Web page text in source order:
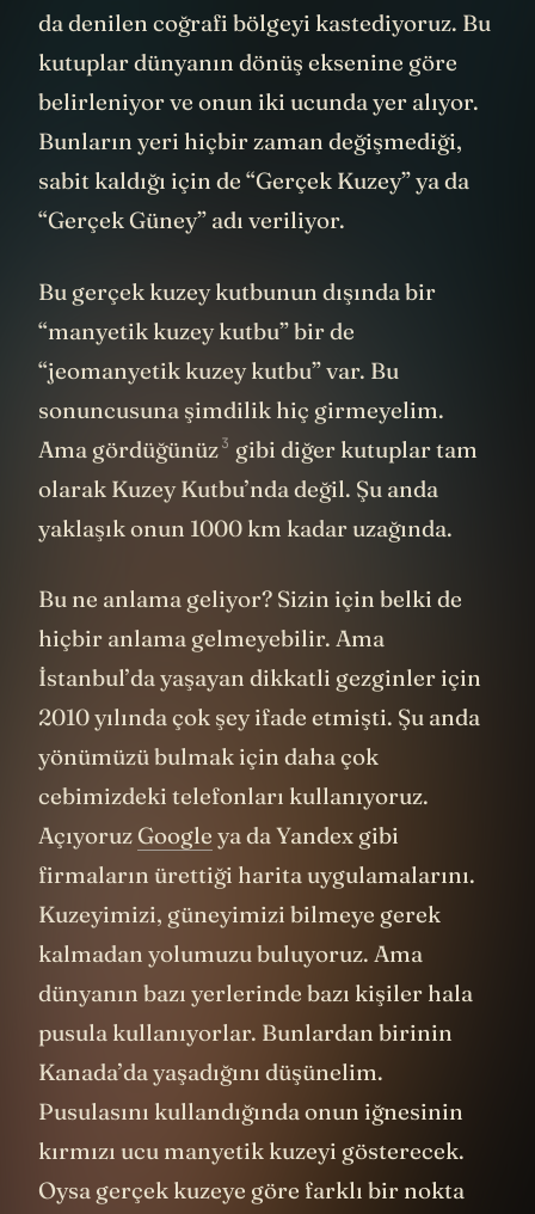
da denilen coğrafi bölgeyi kastediyoruz. Bu
kutuplar dünyanın dönüş eksenine göre
belirleniyor ve onun iki ucunda yer alıyor.
Bunların yeri hiçbir zaman değişmediği,
sabit kaldığı için de “Gerçek Kuzey” ya da
“Gerçek Güney” adı veriliyor.
Bu gerçek kuzey kutbunun dışında bir
“manyetik kuzey kutbu” bir de
“jeomanyetik kuzey kutbu” var. Bu
sonuncusuna şimdilik hiç girmeyelim.
Ama gördüğünüz3 gibi diğer kutuplar tam
olarak Kuzey Kutbu’nda değil. Şu anda
yaklaşık onun 1000 km kadar uzağında.
Bu ne anlama geliyor? Sizin için belki de
hiçbir anlama gelmeyebilir. Ama
İstanbul’da yaşayan dikkatli gezginler için
2010 yılında çok şey ifade etmişti. Şu anda
yönümüzü bulmak için daha çok
cebimizdeki telefonları kullanıyoruz.
Açıyoruz Google ya da Yandex gibi
firmaların ürettiği harita uygulamalarını.
Kuzeyimizi, güneyimizi bilmeye gerek
kalmadan yolumuzu buluyoruz. Ama
dünyanın bazı yerlerinde bazı kişiler hala
pusula kullanıyorlar. Bunlardan birinin
Kanada’da yaşadığını düşünelim.
Pusulasını kullandığında onun iğnesinin
kırmızı ucu manyetik kuzeyi gösterecek.
Oysa gerçek kuzeye göre farklı bir nokta